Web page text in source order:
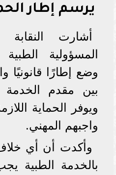
يرسم إطار
أشارت
المسؤولية
وضع إطارًا قانونيًا
بين مقدم الخدمة
ويوفر الحماية
واجبهم المهني.
وأكدت أن أي
بالخدمة الطبية